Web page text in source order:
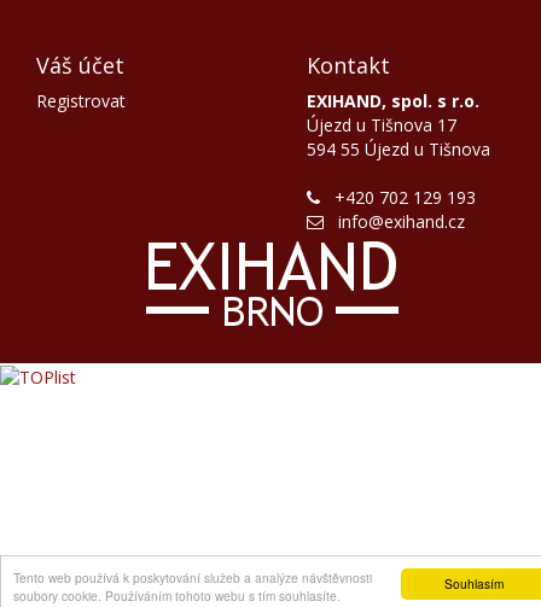
Souhlasím
Tento web používá k poskytování služeb a analýze návštěvnosti
soubory cookie. Používáním tohoto webu s tím souhlasíte.
Váš účet
Registrovat
Kontakt
EXIHAND, spol. s r.o.
Újezd u Tišnova 17
594 55 Újezd u Tišnova
+420 702 129 193
info@exihand.cz